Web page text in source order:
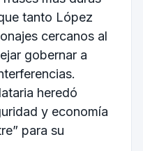
tanto López
cercanos al
gobernar a
heredó
y economía
para su